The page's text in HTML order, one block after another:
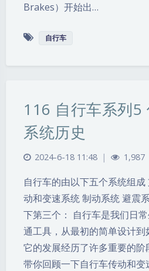
Brakes）开始出…
自行车
116 自行车系列5
系统历史
2024-6-18 11:48 | 1,987
自行车的由以下五个系统组
动和变速系统 制动系统 避震
下第三个： 自行车是我们日
通工具，从最初的简单设计到
它的发展经历了许多重要的
带你回顾一下自行车传动和变